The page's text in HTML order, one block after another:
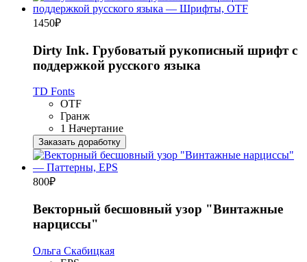
1450₽
Dirty Ink. Грубоватый рукописный шрифт с
поддержкой русского языка
TD Fonts
OTF
Гранж
1 Начертание
Заказать доработку
800₽
Векторный бесшовный узор "Винтажные
нарциссы"
Ольга Скабицкая